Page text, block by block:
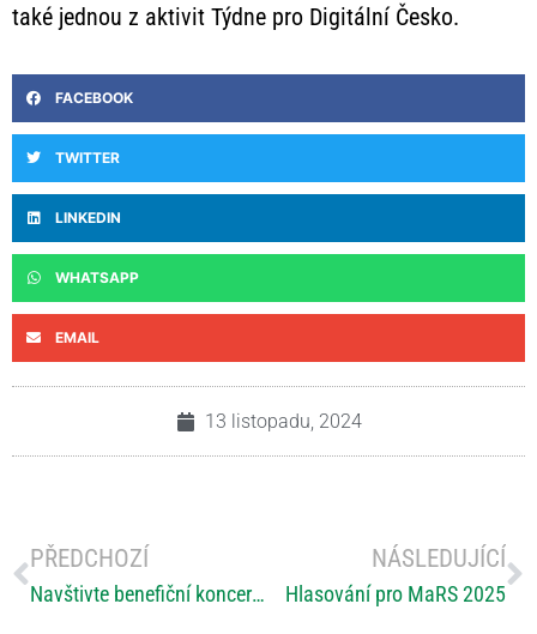
také jednou z aktivit Týdne pro Digitální Česko.
FACEBOOK
TWITTER
LINKEDIN
WHATSAPP
EMAIL
13 listopadu, 2024
PŘEDCHOZÍ
Navštivte benefiční koncert plný radosti
NÁSLEDUJÍCÍ
Hlasování pro MaRS 2025